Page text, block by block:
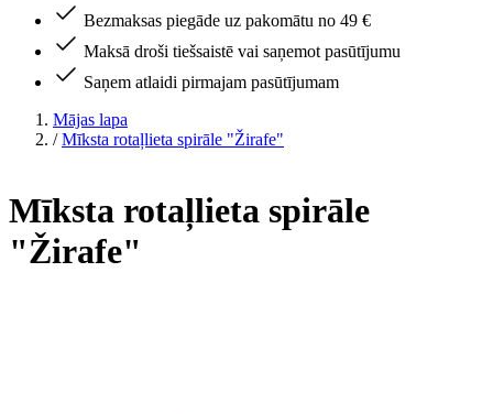
Bezmaksas piegāde uz pakomātu no 49 €
Maksā droši tiešsaistē vai saņemot pasūtījumu
Saņem atlaidi pirmajam pasūtījumam
Mājas lapa
/ Mīksta rotaļlieta spirāle "Žirafe"
Mīksta rotaļlieta spirāle
"Žirafe"